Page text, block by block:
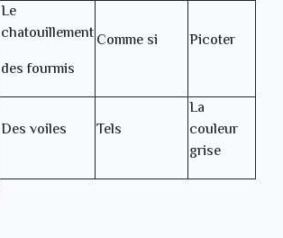
Le
chatouillement
des fourmis
Comme si Picoter
Des voiles Tels
La
couleur
grise